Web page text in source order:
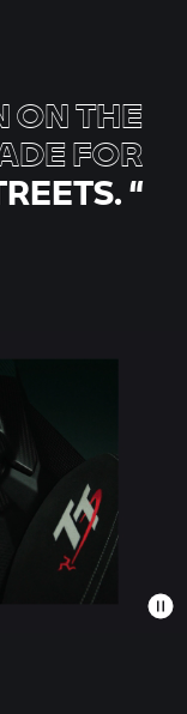
ON THE
FOR
“